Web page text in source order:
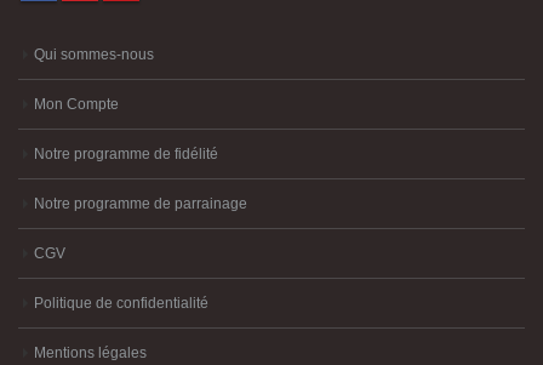
Qui sommes-nous
Mon Compte
Notre programme de fidélité
Notre programme de parrainage
CGV
Politique de confidentialité
Mentions légales